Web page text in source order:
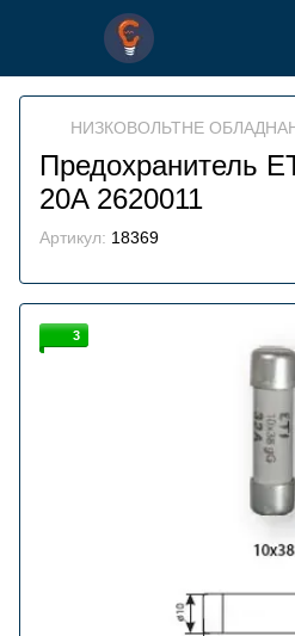
НИЗКОВОЛЬТНЕ
Предохранитель
20A 2620011
Артикул: 18369
3